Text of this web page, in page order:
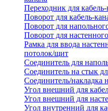
Переходник для кабель-
Поворот для кабель-
Поворот для
Поворот для
Рамка для ввода
потолок/щит
Соединитель для
Соединитель на стык
Соединитель/накладка
Угол внешний для
Угол внешний для
Угол внутренний для